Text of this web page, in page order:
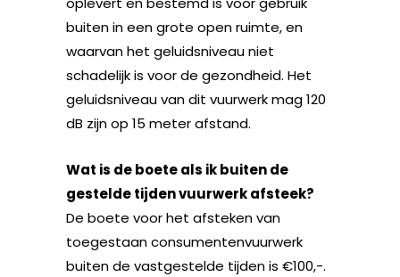
buiten in een grote open ruimte, en
waarvan het geluidsniveau niet
schadelijk is voor de gezondheid. Het
geluidsniveau van dit vuurwerk mag 120
dB zijn op 15 meter afstand.
Wat is de boete als ik buiten de
gestelde tijden vuurwerk afsteek?
De boete voor het afsteken van
toegestaan consumentenvuurwerk
buiten de vastgestelde tijden is €100,-.